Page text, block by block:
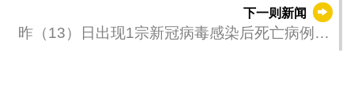
下一则新闻
昨（13）日出现1宗新冠病毒感染后死亡病例